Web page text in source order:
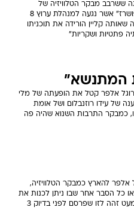
ששרבב מבקר הטלוויזיה של
"הארץ" רוגל אלפר לביקורתו על "פושרז" אשר נגעה למנהלת ערוץ 8
שאותה קליין הורידה את תוכניתו
פתטיות ושקריות"
המתנשא"
אלפר קטל את הופעתה של מלי
ערוץ 10, וזכה למענה של עידו רוזנבלום ושל אומת
כמבקר התרבות השנוא שהיה פה
להארץ כמבקר הטלוויזיה,
כל הסבר אחר שבו ניתן לכנות את
ההחלטתו לפרסם בעיתון ביקורת כמעט זהה לזו שפרסם לפני בדיוק 3